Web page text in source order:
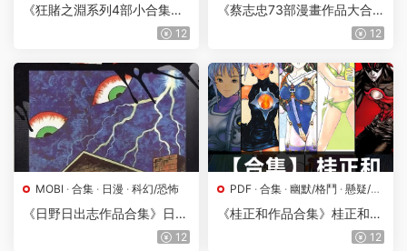
《狂賭之淵系列4部小合集》
PDF電子漫畫【四部合集】—
12
《蔡志忠73部漫畫作品大合
dle/JPG/Mobi/PDF
12
MOBI · 合集 · 日漫 · 科幻/恐怖
《日野日出志作品合集》日野
日出志創作 MOBI版電子漫畫
12
PDF · 合集 · 幽默/格鬥 · 懸疑/冒
險 ·日漫 · 漫畫屬地 熱血/競技
青春/情感
《桂正和作品合集》桂正和創
作 PDF版電子漫畫【01-08部
12